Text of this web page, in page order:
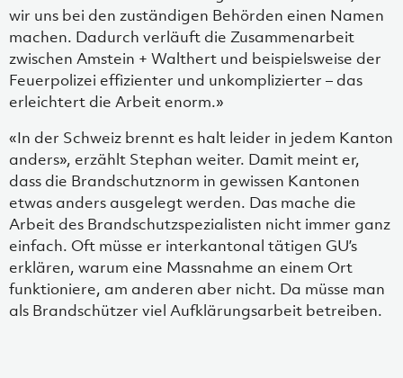
wir uns bei den zuständigen Behörden einen Namen
machen. Dadurch verläuft die Zusammenarbeit
zwischen Amstein + Walthert und beispielsweise der
Feuerpolizei effizienter und unkomplizierter – das
erleichtert die Arbeit enorm.»
«In der Schweiz brennt es halt leider in jedem Kanton
anders», erzählt Stephan weiter. Damit meint er,
dass die Brandschutznorm in gewissen Kantonen
etwas anders ausgelegt werden. Das mache die
Arbeit des Brandschutzspezialisten nicht immer ganz
einfach. Oft müsse er interkantonal tätigen GU’s
erklären, warum eine Massnahme an einem Ort
funktioniere, am anderen aber nicht. Da müsse man
als Brandschützer viel Aufklärungsarbeit betreiben.